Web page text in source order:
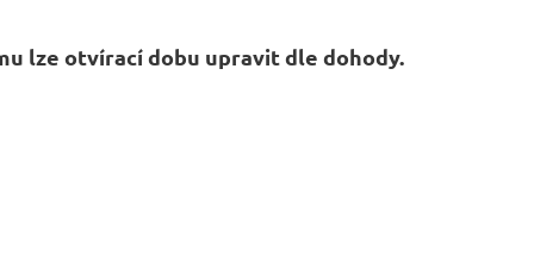
lze otvírací dobu upravit dle dohody.